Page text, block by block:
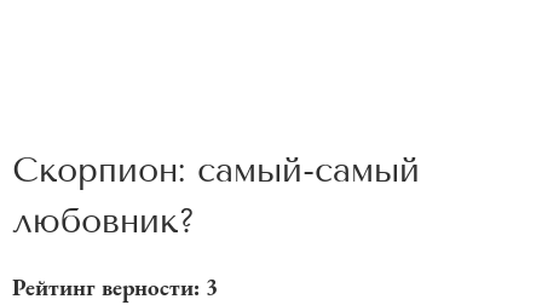
Скорпион: самый-самый
любовник?
Рейтинг верности: 3